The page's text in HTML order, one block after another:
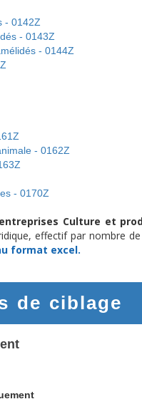
- 0142Z
- 0143Z
- 0144Z
- 0162Z
- 0170Z
Culture et
effectif par nombre
format excel.
de ciblage